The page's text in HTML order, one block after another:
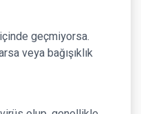
geçmiyorsa.
veya bağışıklık